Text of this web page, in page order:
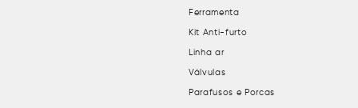
Ferramenta
Kit Anti-furto
Linha ar
Válvulas
Parafusos e Porcas